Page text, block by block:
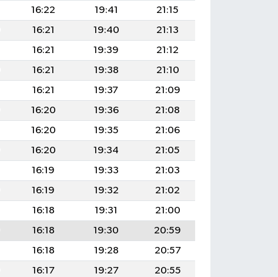
16:22 19:41
21:15
16:21 19:40
21:13
16:21 19:39
21:12
16:21 19:38
21:10
16:21 19:37
21:09
16:20 19:36
21:08
16:20 19:35
21:06
16:20 19:34
21:05
16:19 19:33
21:03
16:19 19:32
21:02
16:18 19:31
21:00
16:18 19:30
20:59
16:18 19:28
20:57
16:17 19:27
20:55